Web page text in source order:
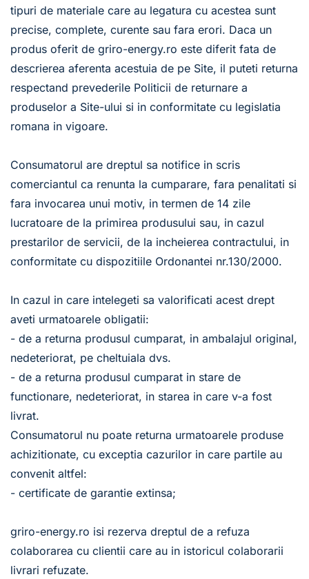
tipuri de materiale care au legatura cu acestea sunt
precise, complete, curente sau fara erori. Daca un
produs oferit de griro-energy.ro este diferit fata de
descrierea aferenta acestuia de pe Site, il puteti returna
respectand prevederile Politicii de returnare a
produselor a Site-ului si in conformitate cu legislatia
romana in vigoare.
Consumatorul are dreptul sa notifice in scris
comerciantul ca renunta la cumparare, fara penalitati si
fara invocarea unui motiv, in termen de 14 zile
lucratoare de la primirea produsului sau, in cazul
prestarilor de servicii, de la incheierea contractului, in
conformitate cu dispozitiile Ordonantei nr.130/2000.
In cazul in care intelegeti sa valorificati acest drept
aveti urmatoarele obligatii:
- de a returna produsul cumparat, in ambalajul original,
nedeteriorat, pe cheltuiala dvs.
- de a returna produsul cumparat in stare de
functionare, nedeteriorat, in starea in care v-a fost
livrat.
Consumatorul nu poate returna urmatoarele produse
achizitionate, cu exceptia cazurilor in care partile au
convenit altfel:
- certificate de garantie extinsa;
griro-energy.ro isi rezerva dreptul de a refuza
colaborarea cu clientii care au in istoricul colaborarii
livrari refuzate.